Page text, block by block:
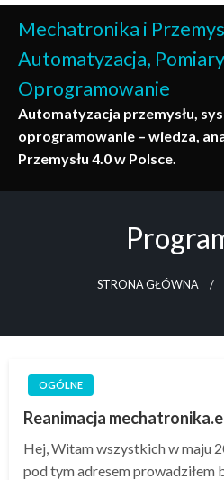
Skip
content
Mechatronika i
Automatyzacja,
Oprogramowanie
Automatyzacja przemysłu,
oprogramowanie – wiedza,
Przemysłu 4.0 w Polsce.
STRONA GŁÓWNA
OGÓLNE
Reanimacja
Hej, Witam wszystkich w maju
pod tym adresem prowadziłem